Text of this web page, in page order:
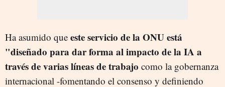
Ha asumido que este servicio de la ONU está
"diseñado para dar forma al impacto de la IA a
través de varias líneas de trabajo como la gobernanza
internacional -fomentando el consenso y definiendo